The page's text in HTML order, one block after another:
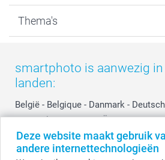
Deze website maakt gebruik
andere internettechnologieën
Kaarten
Bestelproces
Privacy
Cookiebeleid
Reviews
Prijslijst
Investor Relations
Tevredenheidsgarantie
smartbonus
smartfriends
service@smartphoto.nl
Affiliate partnerprogramma
Partnerships
Influencer partnerprogramma
Thema's
Moederdag
Vaderdag
Huwelijk
smartphoto is aanwezig in
landen:
België - Belgique - Danmark -
- Nederland - Norge - Österreich -
Switzerland - Suomi - Sverige -
Other Countries